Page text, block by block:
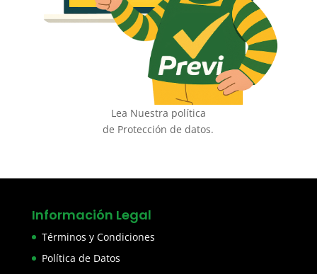
Lea Nuestra política
de Protección de datos.
Información Legal
Términos y Condiciones
Política de Datos